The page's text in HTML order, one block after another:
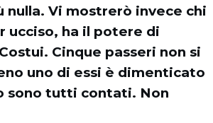
nulla. Vi mostrerò invece chi
ucciso, ha il potere di
Cinque passeri non si
uno di essi è dimenticato
sono tutti contati. Non